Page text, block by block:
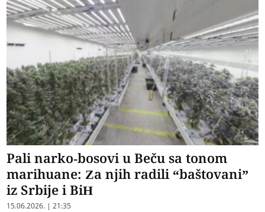
Pali narko-bosovi u Beču sa tonom
marihuane: Za njih radili “baštovani”
iz Srbije i BiH
15.06.2026. | 21:35